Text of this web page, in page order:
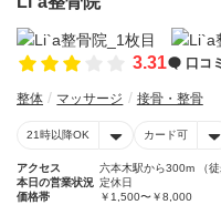
3.31 口コミ
整体 マッサージ 接骨・整骨
21時以降OK カード可
アクセス
六本木駅から300m （徒
本日の営業状況 定休日
価格帯
￥1,500〜￥8,000